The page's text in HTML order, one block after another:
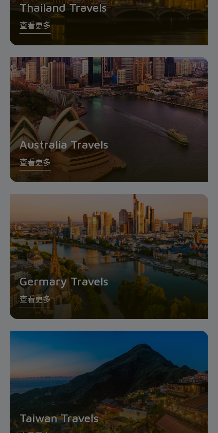
Thailand Travels
查看更多
Australia Travels
查看更多
Germary Travels
查看更多
Taiwan Travels